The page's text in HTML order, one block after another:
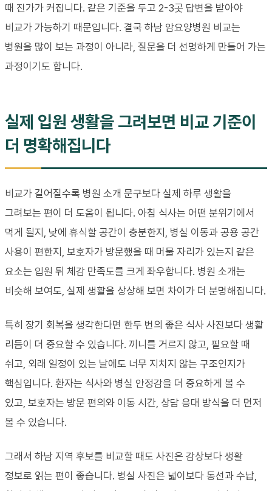
때 진가가 커집니다. 같은 기준을 두고 2-3곳 답변을 받아야
비교가 가능하기 때문입니다. 결국 하남 암요양병원 비교는
병원을 많이 보는 과정이 아니라, 질문을 더 선명하게 만들어 가는
과정이기도 합니다.
실제 입원 생활을 그려보면 비교 기준이
더 명확해집니다
비교가 길어질수록 병원 소개 문구보다 실제 하루 생활을
그려보는 편이 더 도움이 됩니다. 아침 식사는 어떤 분위기에서
먹게 될지, 낮에 휴식할 공간이 충분한지, 병실 이동과 공용 공간
사용이 편한지, 보호자가 방문했을 때 머물 자리가 있는지 같은
요소는 입원 뒤 체감 만족도를 크게 좌우합니다. 병원 소개는
비슷해 보여도, 실제 생활을 상상해 보면 차이가 더 분명해집니다.
특히 장기 회복을 생각한다면 한두 번의 좋은 식사 사진보다 생활
리듬이 더 중요할 수 있습니다. 끼니를 거르지 않고, 필요할 때
쉬고, 외래 일정이 있는 날에도 너무 지치지 않는 구조인지가
핵심입니다. 환자는 식사와 병실 안정감을 더 중요하게 볼 수
있고, 보호자는 방문 편의와 이동 시간, 상담 응대 방식을 더 먼저
볼 수 있습니다.
그래서 하남 지역 후보를 비교할 때도 사진은 감상보다 생활
정보로 읽는 편이 좋습니다. 병실 사진은 넓이보다 동선과 수납,